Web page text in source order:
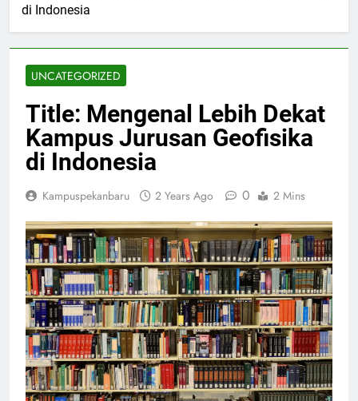
di Indonesia
UNCATEGORIZED
Title: Mengenal Lebih Dekat
Kampus Jurusan Geofisika
di Indonesia
Kampuspekanbaru 2 Years Ago 0 2 Mins